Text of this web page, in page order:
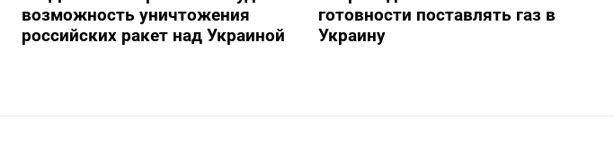
возможность уничтожения
российских ракет над Украиной
готовности поставлять газ в
Украину